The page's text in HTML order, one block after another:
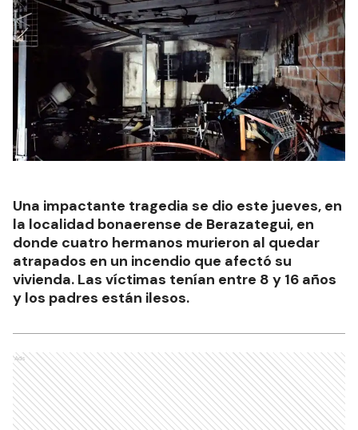
Una impactante tragedia se dio este jueves, en
la localidad bonaerense de Berazategui, en
donde cuatro hermanos murieron al quedar
atrapados en un incendio que afectó su
vivienda. Las víctimas tenían entre 8 y 16 años
y los padres están ilesos.
Ads